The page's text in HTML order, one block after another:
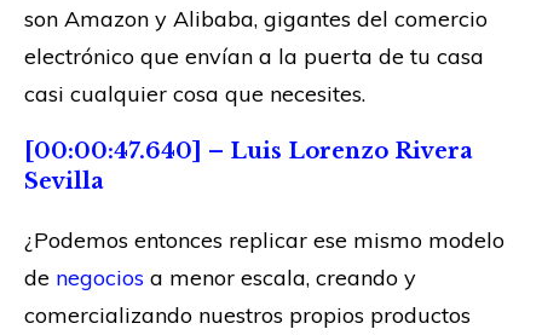
son Amazon y Alibaba, gigantes del comercio
electrónico que envían a la puerta de tu casa
casi cualquier cosa que necesites.
[00:00:47.640] – Luis Lorenzo Rivera
Sevilla
¿Podemos entonces replicar ese mismo modelo
de negocios a menor escala, creando y
comercializando nuestros propios productos